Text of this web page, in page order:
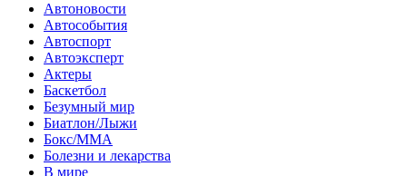
Автоновости
Автособытия
Автоспорт
Автоэксперт
Актеры
Баскетбол
Безумный мир
Биатлон/Лыжи
Бокс/MMA
Болезни и лекарства
В мире